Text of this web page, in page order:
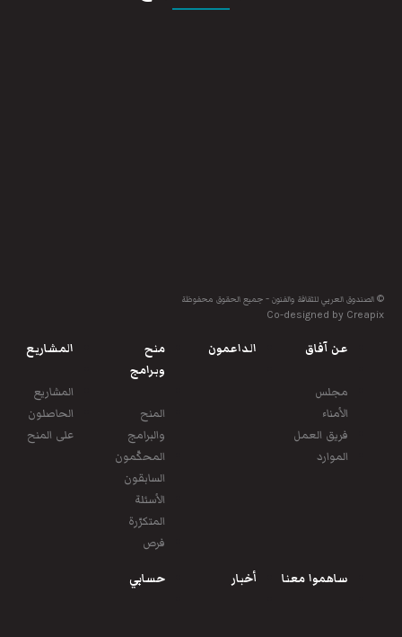
© الصندوق العربي للثقافة والفنون - جميع الحقوق محفوظة
Co-designed by Creapix
عن آفاق
مجلس
الأمناء
فريق العمل
الموارد
الداعمون
منح
وبرامج
المنح
والبرامج
المحكّمون
السابقون
الأسئلة
المتكرّرة
فرص
المشاريع
المشاريع
الحاصلون
على المنح
ساهموا معنا أخبار حسابي